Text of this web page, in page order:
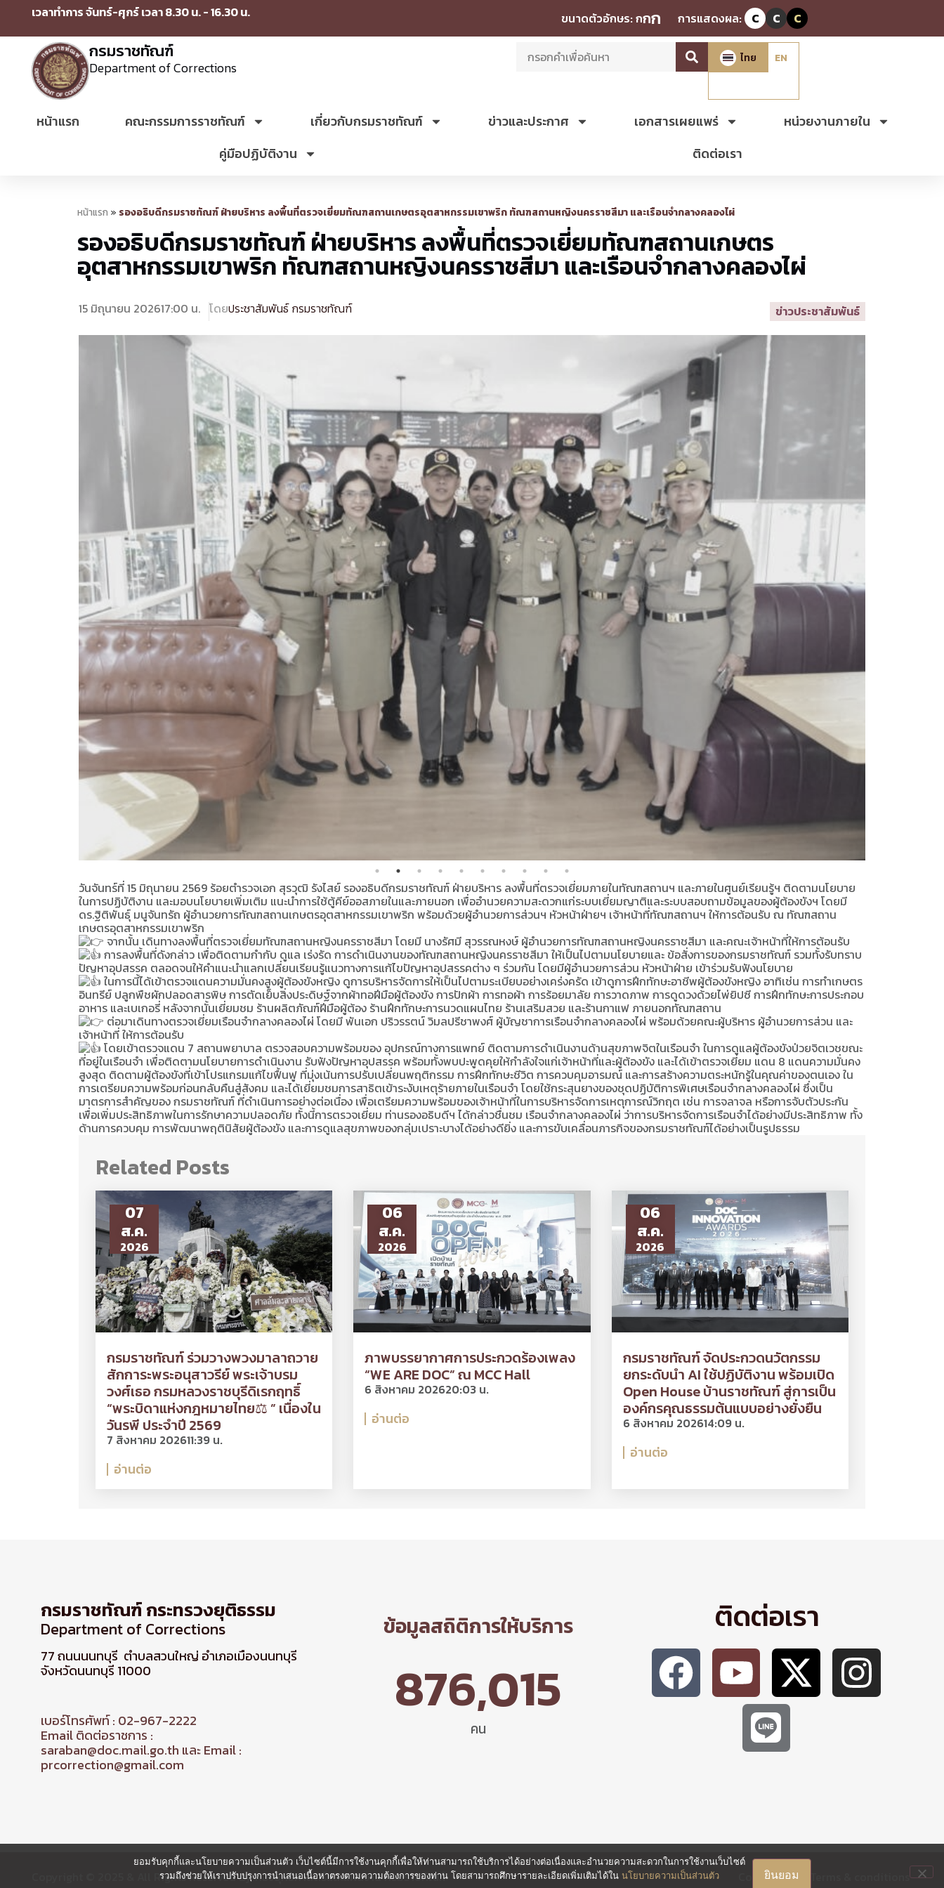
เวลาทำการ จันทร์-ศุกร์ เวลา 8.30 น. - 16.30 น. ขนาดตัวอักษร:กกก การแสดงผล: C C C
กรมราชทัณฑ์
Department of Corrections
ไทย EN
หน้าแรก คณะกรรมการราชทัณฑ์ เกี่ยวกับกรมราชทัณฑ์ ข่าวและประกาศ เอกสารเผยแพร่
หน่วยงานภายใน
คู่มือปฏิบัติงาน
ติดต่อเรา
หน้าแรก » รองอธิบดีกรมราชทัณฑ์ ฝ่ายบริหาร ลงพื้นที่ตรวจเยี่ยมทัณฑสถานเกษตรอุตสาหกรรมเขาพริก ทัณฑสถานหญิงนครราชสีมา และเรือนจำกลางคลองไผ่
รองอธิบดีกรมราชทัณฑ์ ฝ่ายบริหาร ลงพื้นที่ตรวจเยี่ยมทัณฑสถานเกษตร
อุตสาหกรรมเขาพริก ทัณฑสถานหญิงนครราชสีมา และเรือนจำกลางคลองไผ่
15 มิถุนายน 202617:00 น. โดยประชาสัมพันธ์ กรมราชทัณฑ์ ข่าวประชาสัมพันธ์
วันจันทร์ที่ 15 มิถุนายน 2569 ร้อยตำรวจเอก สุรวุฒิ รังไสย์ รองอธิบดีกรมราชทัณฑ์ ฝ่ายบริหาร ลงพื้นที่ตรวจเยี่ยมภายในทัณฑสถานฯ และภายในศูนย์เรียนรู้ฯ ติดตามนโยบาย
ในการปฏิบัติงาน และมอบนโยบายเพิ่มเติม แนะนำการใช้ตู้คีย์ออสภายในและภายนอก เพื่ออำนวยความสะดวกแก่ระบบเยี่ยมญาติและระบบสอบถามข้อมูลของผู้ต้องขังฯ โดยมี
ดร.ฐิติพันธุ์ มนูจันทรัถ ผู้อำนวยการทัณฑสถานเกษตรอุตสาหกรรมเขาพริก พร้อมด้วยผู้อำนวยการส่วนฯ หัวหน้าฝ่ายฯ เจ้าหน้าที่ทัณฑสถานฯ ให้การต้อนรับ ณ ทัณฑสถาน
เกษตรอุตสาหกรรมเขาพริก
จากนั้น เดินทางลงพื้นที่ตรวจเยี่ยมทัณฑสถานหญิงนครราชสีมา โดยมี นางรัศมี สุวรรณหงษ์ ผู้อำนวยการทัณฑสถานหญิงนครราชสีมา และคณะเจ้าหน้าที่ให้การต้อนรับ
การลงพื้นที่ดังกล่าว เพื่อติดตามกำกับ ดูแล เร่งรัด การดำเนินงานของทัณฑสถานหญิงนครราชสีมา ให้เป็นไปตามนโยบายและ ข้อสั่งการของกรมราชทัณฑ์ รวมทั้งรับทราบ
ปัญหาอุปสรรค ตลอดจนให้คำแนะนำแลกเปลี่ยนเรียนรู้แนวทางการแก้ไขปัญหาอุปสรรคต่าง ๆ ร่วมกัน โดยมีผู้อำนวยการส่วน หัวหน้าฝ่าย เข้าร่วมรับฟังนโยบาย
ในการนี้ได้เข้าตรวจแดนความมั่นคงสูงผู้ต้องขังหญิง ดูการบริหารจัดการให้เป็นไปตามระเบียบอย่างเคร่งครัด เข้าดูการฝึกทักษะอาชีพผู้ต้องขังหญิง อาทิเช่น การทำเกษตร
อินทรีย์ ปลูกพืชผักปลอดสารพิษ การตัดเย็บสิ่งประดิษฐ์จากผ้าทอฝีมือผู้ต้องขัง การปักผ้า การทอผ้า การร้อยมาลัย การวาดภาพ การดูดวงด้วยไพ่ยิปซี การฝึกทักษะการประกอบ
อาหาร และเบเกอรี่ หลังจากนั้นเยี่ยมชม ร้านผลิตภัณฑ์ฝีมือผู้ต้อง ร้านฝึกทักษะการนวดแผนไทย ร้านเสริมสวย และร้านกาแฟ ภายนอกทัณฑสถาน
ต่อมาเดินทางตรวจเยี่ยมเรือนจำกลางคลองไผ่ โดยมี พันเอก ปริวรรตน์ วิมลปรีชาพงศ์ ผู้บัญชาการเรือนจำกลางคลองไผ่ พร้อมด้วยคณะผู้บริหาร ผู้อำนวยการส่วน และ
เจ้าหน้าที่ ให้การต้อนรับ
โดยเข้าตรวจแดน 7 สถานพยาบาล ตรวจสอบความพร้อมของ อุปกรณ์ทางการแพทย์ ติดตามการดำเนินงานด้านสุขภาพจิตในเรือนจำ ในการดูแลผู้ต้องขังป่วยจิตเวชขณะ
ที่อยู่ในเรือนจำ เพื่อติดตามนโยบายการดำเนินงาน รับฟังปัญหาอุปสรรค พร้อมทั้งพบปะพูดคุยให้กำลังใจแก่เจ้าหน้าที่และผู้ต้องขัง และได้เข้าตรวจเยี่ยม แดน 8 แดนความมั่นคง
สูงสุด ติดตามผู้ต้องขังที่เข้าโปรแกรมแก้ไขฟื้นฟู ที่มุ่งเน้นการปรับเปลี่ยนพฤติกรรม การฝึกทักษะชีวิต การควบคุมอารมณ์ และการสร้างความตระหนักรู้ในคุณค่าของตนเอง ใน
การเตรียมความพร้อมก่อนกลับคืนสู่สังคม และได้เยี่ยมชมการสาธิตเข้าระงับเหตุร้ายภายในเรือนจำ โดยใช้กระสุนยางของชุดปฏิบัติการพิเศษเรือนจำกลางคลองไผ่ ซึ่งเป็น
มาตรการสำคัญของ กรมราชทัณฑ์ ที่ดำเนินการอย่างต่อเนื่อง เพื่อเตรียมความพร้อมของเจ้าหน้าที่ในการบริหารจัดการเหตุการณ์วิกฤต เช่น การจลาจล หรือการจับตัวประกัน
เพื่อเพิ่มประสิทธิภาพในการรักษาความปลอดภัย ทั้งนี้การตรวจเยี่ยม ท่านรองอธิบดีฯ ได้กล่าวชื่นชม เรือนจำกลางคลองไผ่ ว่าการบริหารจัดการเรือนจำได้อย่างมีประสิทธิภาพ ทั้ง
ด้านการควบคุม การพัฒนาพฤตินิสัยผู้ต้องขัง และการดูแลสุขภาพของกลุ่มเปราะบางได้อย่างดียิ่ง และการขับเคลื่อนภารกิจของกรมราชทัณฑ์ได้อย่างเป็นรูปธรรม
Related Posts
07
ส.ค.
2026
กรมราชทัณฑ์ ร่วมวางพวงมาลาถวาย
สักการะพระอนุสาวรีย์ พระเจ้าบรม
วงศ์เธอ กรมหลวงราชบุรีดิเรกฤทธิ์
“พระบิดาแห่งกฎหมายไทย⚖ ” เนื่องใน
วันรพี ประจำปี 2569
7 สิงหาคม 202611:39 น.
อ่านต่อ
06
ส.ค.
2026
ภาพบรรยากาศการประกวดร้องเพลง
“WE ARE DOC” ณ MCC Hall
6 สิงหาคม 202620:03 น.
อ่านต่อ
06
ส.ค.
2026
กรมราชทัณฑ์ จัดประกวดนวัตกรรม
ยกระดับนำ AI ใช้ปฏิบัติงาน พร้อมเปิด
Open House บ้านราชทัณฑ์ สู่การเป็น
องค์กรคุณธรรมต้นแบบอย่างยั่งยืน
6 สิงหาคม 202614:09 น.
อ่านต่อ
กรมราชทัณฑ์ กระทรวงยุติธรรม
Department of Corrections
77 ถนนนนทบุรี ตำบลสวนใหญ่ อำเภอเมืองนนทบุรี
จังหวัดนนทบุรี 11000
เบอร์โทรศัพท์ : 02-967-2222
Email ติดต่อราชการ :
saraban@doc.mail.go.th และ Email :
prcorrection@gmail.com
ข้อมูลสถิติการให้บริการ
คน
876,015
ติดต่อเรา
Copyright © 2025 & All Rights Reserved By กองยุทธศาสตร์และแผนงาน กรมราชทัณฑ์ Cookie policy Terms & conditions
ยอมรับคุกกี้และนโยบายความเป็นส่วนตัว เว็บไซต์นี้มีการใช้งานคุกกี้เพื่อให้ท่านสามารถใช้บริการได้อย่างต่อเนื่องและอำนวยความสะดวกในการใช้งานเว็บไซต์
รวมถึงช่วยให้เราปรับปรุงการนำเสนอเนื้อหาตรงตามความต้องการของท่าน โดยสามารถศึกษารายละเอียดเพิ่มเติมได้ใน นโยบายความเป็นส่วนตัว ยินยอม